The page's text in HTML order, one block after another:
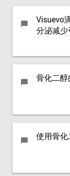
chat_bubble
Visuevo
分泌减
chat_bubble 骨化二
chat_bubble 使用骨